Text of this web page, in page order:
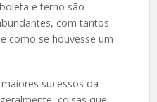
e terno são
com tantos
como se houvesse um
sucessos da
coisas que